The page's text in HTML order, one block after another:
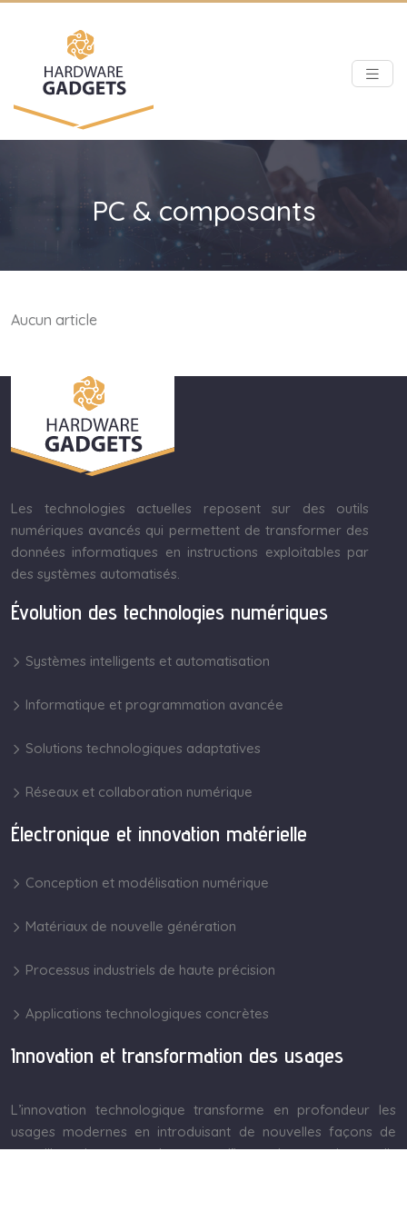
PC & composants
Aucun article
Les technologies actuelles reposent sur des outils
numériques avancés qui permettent de transformer des
données informatiques en instructions exploitables par
des systèmes automatisés.
Évolution des technologies numériques
Systèmes intelligents et automatisation
Informatique et programmation avancée
Solutions technologiques adaptatives
Réseaux et collaboration numérique
Électronique et innovation matérielle
Conception et modélisation numérique
Matériaux de nouvelle génération
Processus industriels de haute précision
Applications technologiques concrètes
Innovation et transformation des usages
L’innovation technologique transforme en profondeur les
usages modernes en introduisant de nouvelles façons de
travailler, de communiquer et d’interagir avec les outils